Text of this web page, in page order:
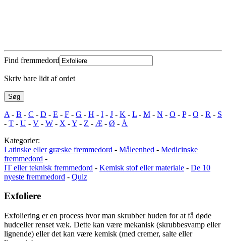
Find fremmedord
Skriv bare lidt af ordet
A - B - C - D - E - F - G - H - I - J - K - L - M - N - O - P- Q - R - S
- T - U - V - W - X -Y - Z - Æ - Ø - Å
Kategorier:
Latinske eller græske fremmedord - Måleenhed - Medicinske
fremmedord -
IT eller teknisk fremmedord - Kemisk stof eller materiale - De 10
nyeste fremmedord - Quiz
Exfoliere
Exfoliering er en process hvor man skrubber huden for at få døde
hudceller renset væk. Dette kan være mekanisk (skrubbesvamp eller
lignende) eller det kan være kemisk (med cremer, salte eller